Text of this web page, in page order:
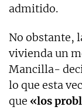
admitido.
No obstante,
vivienda un
Mancilla-
lo que esta
que «los